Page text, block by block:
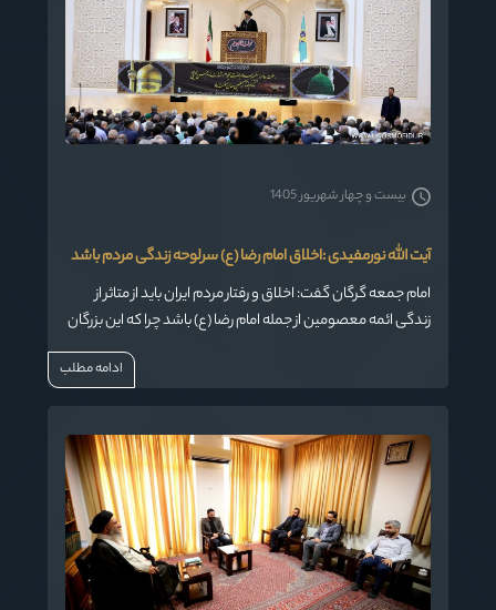
آیت الله نورمفیدی :اخلاق امام رضا (ع) سرلوحه زندگی مردم باشد
امام جمعه گرگان گفت: اخلاق و رفتار مردم ایران باید از متاثر از
زندگی ائمه معصومین از جمله امام رضا (ع) باشد چرا که این بزرگان
بیست و چهار شهریور 1405
ادامه مطلب